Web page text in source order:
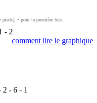
pieds), • pour la première fois.
- 2
comment lire le graphique
2 - 6 - 1